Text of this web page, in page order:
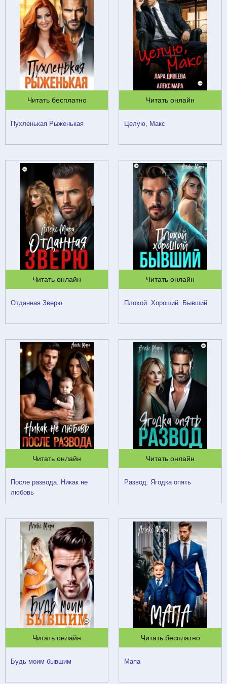
Читать бесплатно
Пухленькая Рыженькая
Читать онлайн
Целую, Макс
Читать онлайн
Отданная Зверю
Читать онлайн
Плохой. Хороший. Бывший
Читать онлайн
После развода. Никак не
любовь
Читать онлайн
Развод. Ягодка опять
Читать онлайн
Будь моим бывшим
Читать бесплатно
Мапа